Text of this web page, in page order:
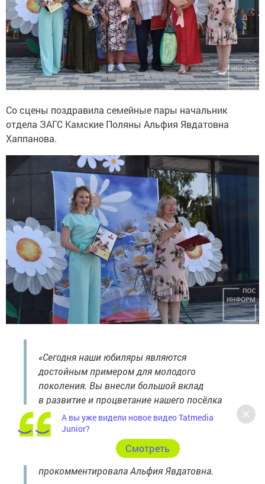
Со сцены поздравила семейные пары начальник
отдела ЗАГС Камские Поляны Альфия Явдатовна
Хаппанова.
«Сегодня наши юбиляры являются
достойным примером для молодого
поколения. Вы внесли большой вклад
в развитие и процветание нашего посёлка
Камские Поляны, воспитали замечательных,
очень порядочных детей. Пусть ваши дети,
внуки и правнуки славят ваш род
и продолжают семейные традиции!», —
прокомментировала Альфия Явдатовна.
А вы уже видели новое видео Tatmedia
Junior?
Cмотреть